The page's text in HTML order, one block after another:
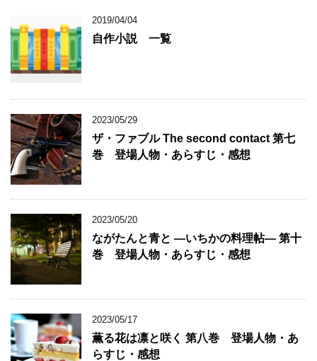
2019/04/04
自作小説 一覧
2023/05/29
ザ・ファブル The second contact 第七
巻 登場人物・あらすじ・感想
2023/05/20
ながたんと青と ―いちかの料理帖― 第十
巻 登場人物・あらすじ・感想
2023/05/17
薫る花は凛と咲く 第八巻 登場人物・あ
らすじ・感想